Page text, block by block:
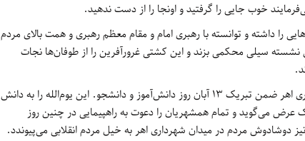
خوب جایی را گرفتید و اونجا را از دست ندهید.
را داشته و توانسته با رهبری امام و مقام معظم رهبری و همت بالای مردم
سیلی محکمی بزند و این کشتی غرورآفرین را از طوفان‌ها نجات
سازمان مدیریت و حمل و نقل شهرداری اهر ضمن تبریک 13 آبان روز دانش‌آموز و دانشجو. این یوم‌الله را به دانش
عرض می‌گوید و تمام همشهریان را دعوت به راهپیمایی در چنین روز
دوشادوش مردم در میدان شهرداری اهر به خیل مردم انقلابی می‌پیوندد.